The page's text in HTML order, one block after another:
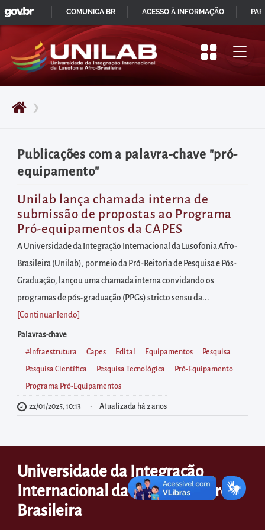
Pular
para
início
do
principal
Acessar
diretamente
o
menu
principal
Acessar
diretamente
à
área
para
realizar
buscas
internas
Acessar
diretamente
as
no
rodapé
❯
Publicações com a palavra-chave "pró-
equipamento"
Unilab lança chamada interna de
submissão de propostas ao Programa
Pró-equipamentos da CAPES
A Universidade da Integração Internacional da Lusofonia Afro-
Brasileira (Unilab), por meio da Pró-Reitoria de Pesquisa e Pós-
Graduação, lançou uma chamada interna convidando os
programas de pós-graduação (PPGs) stricto sensu da...
[Continuar lendo
Palavras-chave
#infraestrutura Capes Edital Equipamentos Pesquisa
Pesquisa Científica Pesquisa Tecnológica Pró-Equipamento
Programa Pró-Equipamentos
22/01/2025, 10:13 Atualizada há 2 anos
Universidade da Integração
Internacional da Lusofonia Afro-
Brasileira
IR
PARA
CONTEÚDO
GOVBR
COMUNICA BR ACESSO À INFORMAÇÃO